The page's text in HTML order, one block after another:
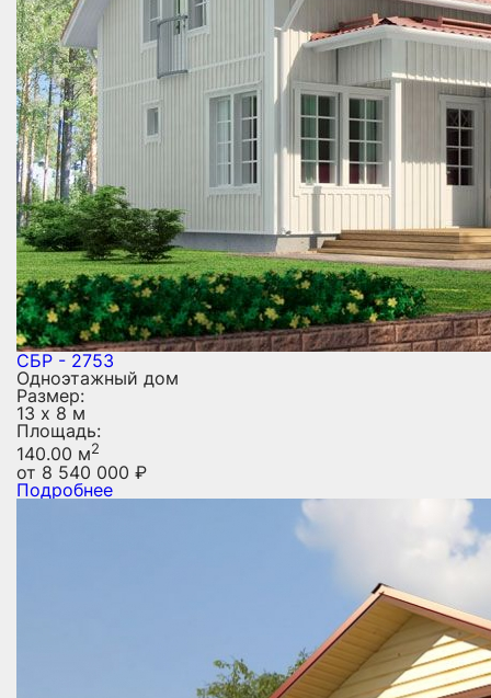
СБР - 2753
Одноэтажный дом
Размер:
13 х 8 м
Площадь:
140.00 м2
от 8 540 000 ₽
Подробнее